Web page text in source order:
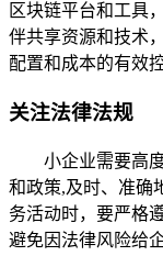
区块链平台和工具
伴共享资源和技术
配置和成本的有效控
关注法律法规
小企业需要高
和政策,及时、准确
务活动时，要严格
避免因法律风险给